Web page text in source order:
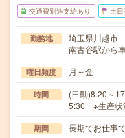
交通費別途支給あり 土
勤務地
埼玉県川越市
南古谷駅から
曜日頻度 月～金
時間
(日勤)8:20～
5:30 ※生産状
期間 長期でお仕事